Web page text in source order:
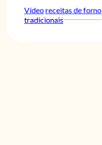
Vídeoreceitas de forno
tradicionais